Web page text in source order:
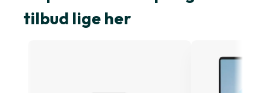
tilbud lige her